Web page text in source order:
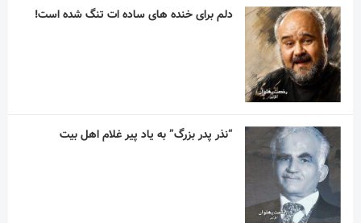
دلم برای خنده های ساده ات تنگ شده است!
“نذر پدر بزرگ” به یاد پیر غلام اهل بیت